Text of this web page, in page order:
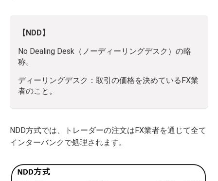
【NDD】
No Dealing Desk（ノーディーリングデスク）の略
称。
ディーリングデスク：取引の価格を決めているFX業
者のこと。
NDD方式では、トレーダーの注文はFX業者を通じて全て
インターバンクで処理されます。